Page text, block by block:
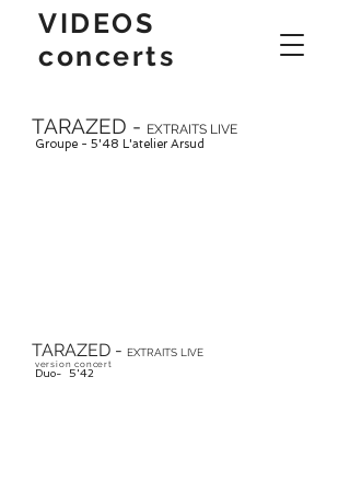
VIDEOS
concerts
TARAZED - EXTRAITS LIVE
Groupe - 5'48 L'atelier Arsud
TARAZED - EXTRAITS LIVE
version concert
Duo- 5'42